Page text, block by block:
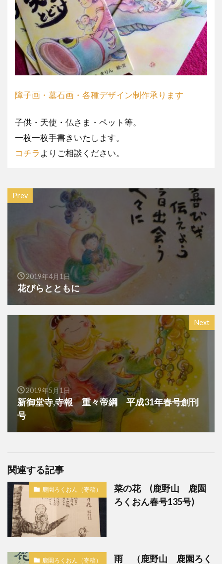
障子画・墓石画・各種デザイン制作承ります
子供・天使・仏さま・ペット等。
一枚一枚手書きいたします。
コチラ よりご相談ください。
Prev
2019年4月1日
花びらとともに
Next
2019年5月1日
新御堂寺,寺報 重々帝綱 平成31年春号創刊
号
関連する記事
鹿園ろくおん（寄稿）
菜の花 (鹿野山 鹿園
ろくおん春号135号)
鹿園ろくおん（寄稿） 雨 （鹿野山 鹿園ろく